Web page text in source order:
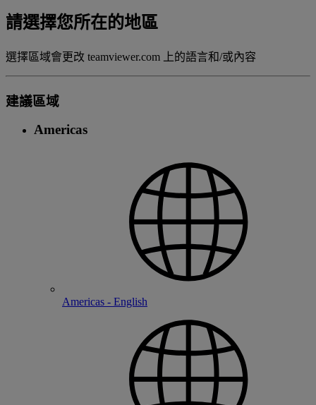
請選擇您所在的地區
選擇區域會更改 teamviewer.com 上的語言和/或內容
建議區域
Americas
Americas - English